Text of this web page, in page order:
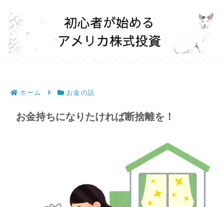
ホーム お金の話
お金持ちになりたければ断捨離を！